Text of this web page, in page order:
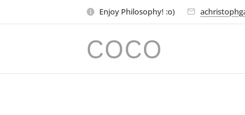
Enjoy Philosophy! :o)
COCO